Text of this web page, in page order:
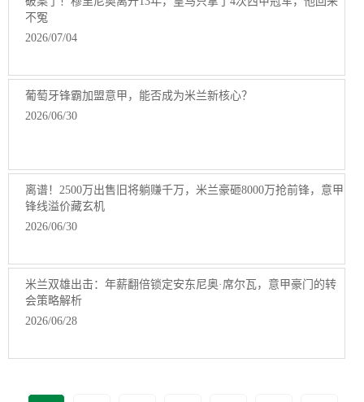
不冤
2026/07/04
葡萄牙锋霸加盟意甲，能否成为米兰新核心？
2026/06/30
离谱！2500万出售旧将躺赚千万，米兰豪砸8000万抢前锋，意甲
锋线溢价藏玄机
2026/06/30
米兰双雄出击：年薪翻倍锁定安东尼奥·席尔瓦，意甲豪门的转
会策略解析
2026/06/28